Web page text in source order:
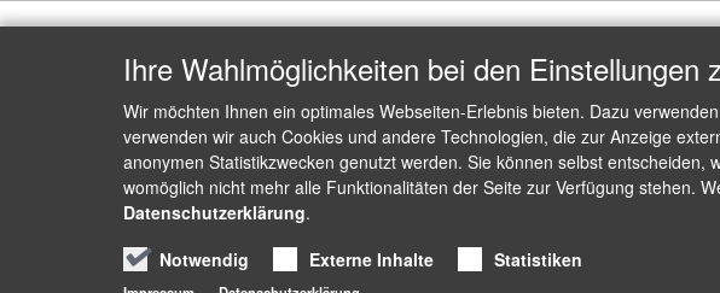
Ihre Wahlmöglichkeiten bei den Einstellungen
Wir möchten Ihnen ein optimales Webseiten-Erlebnis bieten. Dazu
verwenden wir auch Cookies und andere Technologien, die zur Anzeige
anonymen Statistikzwecken genutzt werden. Sie können selbst
womöglich nicht mehr alle Funktionalitäten der Seite zur Verfügung stehen.
Datenschutzerklärung.
Notwendig
Externe Inhalte Statistiken